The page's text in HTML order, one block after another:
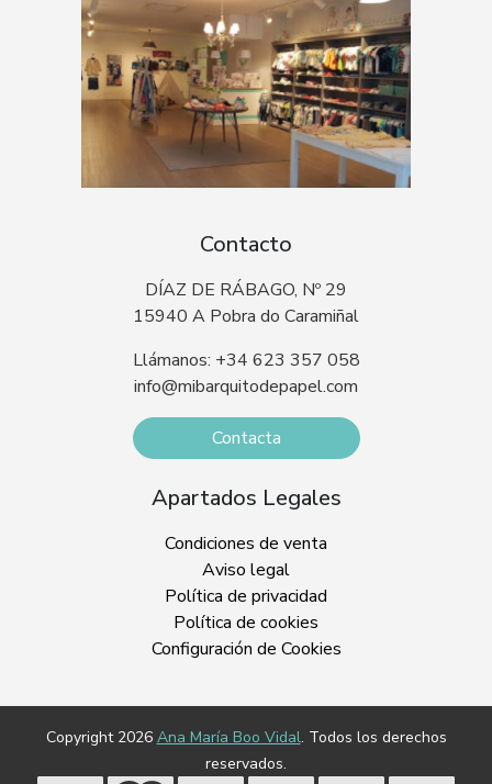
Contacto
DÍAZ DE RÁBAGO, Nº 29
15940 A Pobra do Caramiñal
Llámanos: +34 623 357 058
info@mibarquitodepapel.com
Contacta
Apartados Legales
Condiciones de venta
Aviso legal
Política de privacidad
Política de cookies
Configuración de Cookies
Copyright 2026 Ana María Boo Vidal. Todos los derechos
reservados.